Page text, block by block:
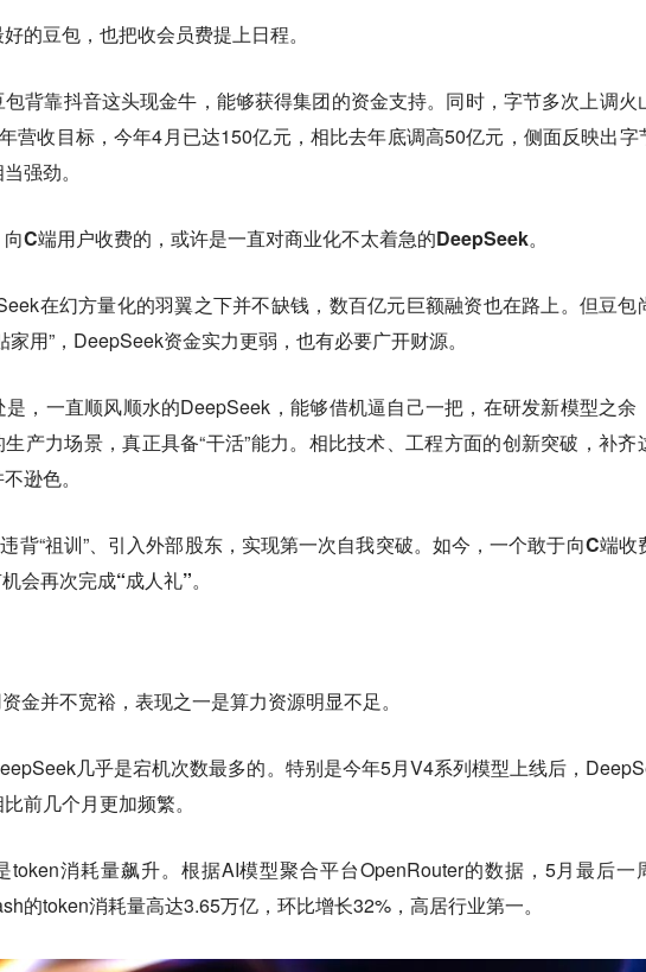
的豆包，也把收会员费提上日程。
背靠抖音这头现金牛，能够获得集团的资金支持。同时，字节多次上调火
营收目标，今年4月已达150亿元，相比去年底调高50亿元，侧面反映出字
强劲。
C端用户收费的，或许是一直对商业化不太着急的DeepSeek。
在幻方量化的羽翼之下并不缺钱，数百亿元巨额融资也在路上。但豆包
家用”，DeepSeek资金实力更弱，也有必要广开财源。
，一直顺风顺水的DeepSeek，能够借机逼自己一把，在研发新模型之余
产力场景，真正具备“干活”能力。相比技术、工程方面的创新突破，补齐
逊色。
背“祖训”、引入外部股东，实现第一次自我突破。如今，一个敢于向C端收
会再次完成“成人礼”。
金并不宽裕， 表现之一是算力资源明显不足。
几乎是宕机次数最多的。特别是今年5月V4系列模型上线后，
前几个月更加频繁。
token消耗量飙升。根据AI模型聚合平台OpenRouter的数据，5月最后一
的token消耗量高达3.65万亿，环比增长32%，高居行业第一。